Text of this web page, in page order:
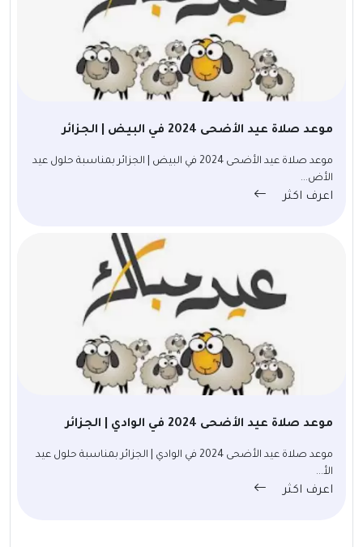
موعد صلاة عيد الأضحى 2024 في البيض | الجزائر
موعد صلاة عيد الأضحى 2024 في البيض | الجزائر بمناسبة حلول عيد
الأض...
اعرف اكثر
موعد صلاة عيد الأضحى 2024 في الوادي | الجزائر
موعد صلاة عيد الأضحى 2024 في الوادي | الجزائر بمناسبة حلول عيد
الأ...
اعرف اكثر